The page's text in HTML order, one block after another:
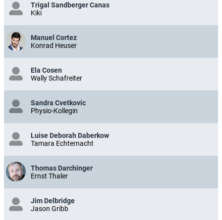
Trigal Sandberger Canas
Kiki
Manuel Cortez
Konrad Heuser
Ela Cosen
Wally Schafreiter
Sandra Cvetkovic
Physio-Kollegin
Luise Deborah Daberkow
Tamara Echternacht
Thomas Darchinger
Ernst Thaler
Jim Delbridge
Jason Gribb